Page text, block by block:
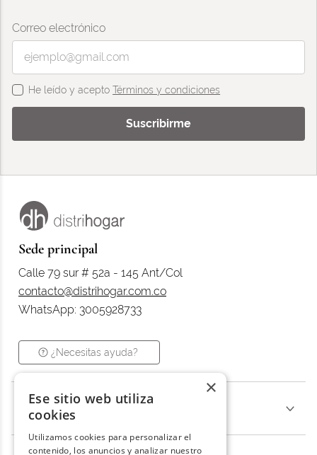
Correo electrónico
He leído y aceptoTérminos y condiciones
Suscribirme
Sede principal
Calle 79 sur # 52a - 145 Ant/Col
contacto@distrihogar.com.co
WhatsApp: 3005928733
¿Necesitas ayuda?
Categorías
×
Ese sitio web utiliza
cookies
Utilizamos cookies para personalizar el
contenido, los anuncios y analizar nuestro